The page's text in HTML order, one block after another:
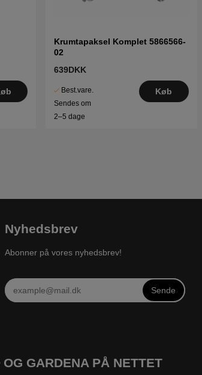
Krumtapaksel Komplet 5866566-
02
639DKK
Best.vare.
Sendes om
2–5 dage
Køb
Nyhedsbrev
Abonner på vores nyhedsbrev!
Sende
GARDENA PÅ NETTET